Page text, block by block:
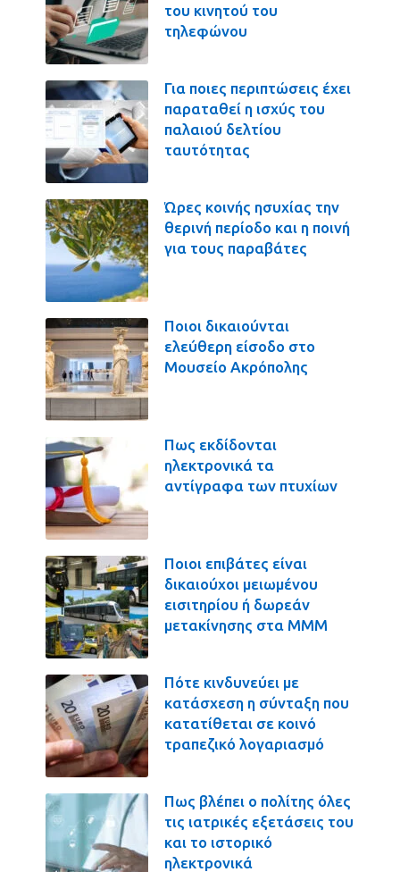
του κινητού του
τηλεφώνου
Για ποιες περιπτώσεις έχει
παραταθεί η ισχύς του
παλαιού δελτίου
ταυτότητας
Ώρες κοινής ησυχίας την
θερινή περίοδο και η ποινή
για τους παραβάτες
Ποιοι δικαιούνται
ελεύθερη είσοδο στο
Μουσείο Ακρόπολης
Πως εκδίδονται
ηλεκτρονικά τα
αντίγραφα των πτυχίων
Ποιοι επιβάτες είναι
δικαιούχοι μειωμένου
εισιτηρίου ή δωρεάν
μετακίνησης στα ΜΜΜ
Πότε κινδυνεύει με
κατάσχεση η σύνταξη που
κατατίθεται σε κοινό
τραπεζικό λογαριασμό
Πως βλέπει ο πολίτης όλες
τις ιατρικές εξετάσεις του
και το ιστορικό
ηλεκτρονικά